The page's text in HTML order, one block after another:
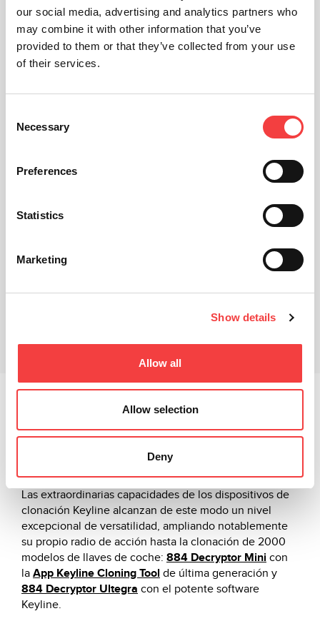
our social media, advertising and analytics partners who
may combine it with other information that you’ve
provided to them or that they’ve collected from your use
of their services.
Selection
Necessary
Preferences
Statistics
Marketing
Show details
Allow all
Allow selection
Deny
Descargas
la clonación de Volkswagen, AUdi, Seat, Skoda, Volvo,
Honda, Chevrolet, Citroen, Ford y todas las llaves con
Las extraordinarias capacidades de los dispositivos de
clonación Keyline alcanzan de este modo un nivel
excepcional de versatilidad, ampliando notablemente
su propio radio de acción hasta la clonación de 2000
modelos de llaves de coche: 884 Decryptor Mini con
la App Keyline Cloning Tool de última generación y
884 Decryptor Ultegra con el potente software
Keyline.